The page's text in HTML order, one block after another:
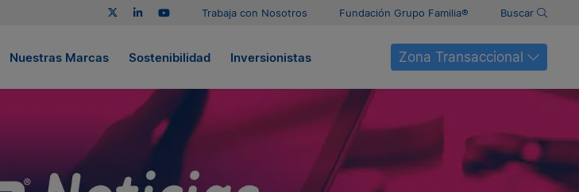
Trabaja con Nosotros Fundación Grupo Familia® Buscar
Nuestras Marcas Sostenibilidad Inversionistas Zona Transaccional